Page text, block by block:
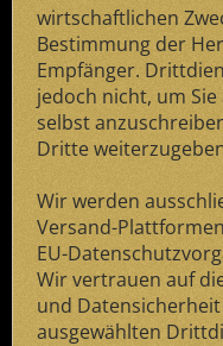
wirtschaftlichen
Bestimmung der
Empfänger.
jedoch nicht, um
selbst
Dritte
Wir werden
Versand-
EU-
Wir vertrauen auf
und
ausgewählten